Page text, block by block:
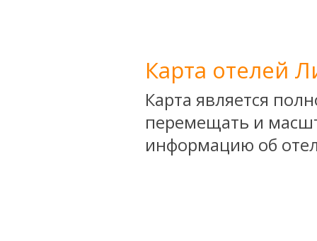
Карта отелей
Карта является
перемещать и
информацию об